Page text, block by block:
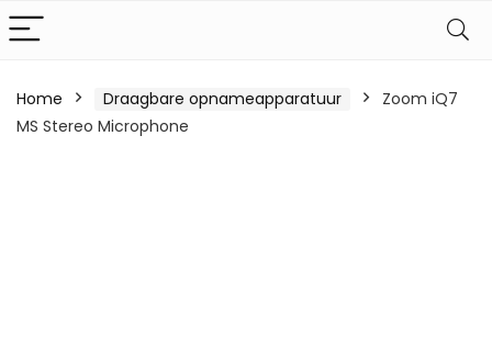
Home Draagbare opnameapparatuur
Zoom iQ7
MS Stereo Microphone